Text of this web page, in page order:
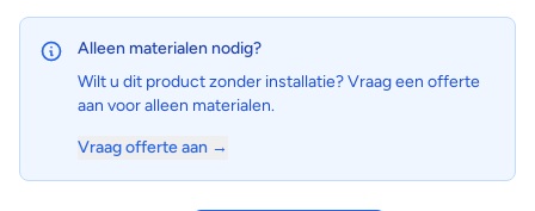
Alleen materialen nodig?
Wilt u dit product zonder installatie? Vraag een offerte
aan voor alleen materialen.
Vraag offerte aan →